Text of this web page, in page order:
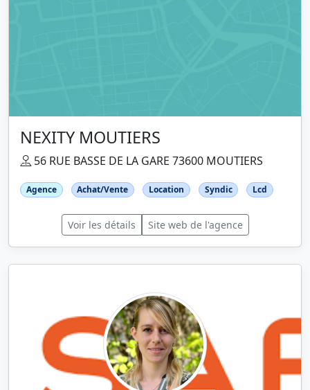
NEXITY MOUTIERS
56 RUE BASSE DE LA GARE 73600 MOUTIERS
Agence Achat/Vente Location Syndic Lcd
Voir les détails Site web de l'agence